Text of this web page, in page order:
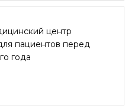
центр
пациентов перед
года